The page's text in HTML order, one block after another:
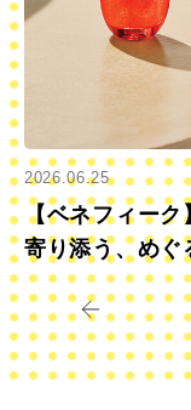
2026.06.25
【ベネフィー
寄り添う、めぐ
きに